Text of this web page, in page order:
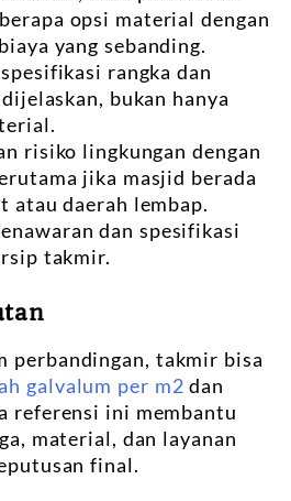
opsi material dengan
yang sebanding.
rangka dan
bukan hanya
risiko lingkungan dengan
jika masjid berada
atau daerah lembap.
dan spesifikasi
takmir.
perbandingan, takmir bisa
galvalum per m2 dan
referensi ini membantu
material, dan layanan
final.